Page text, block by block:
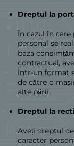
Dreptul la
În cazul în care
personal se
baza
contractual,
într-un format
de către o
alte părți.
Dreptul la
Aveți dreptul
caracter